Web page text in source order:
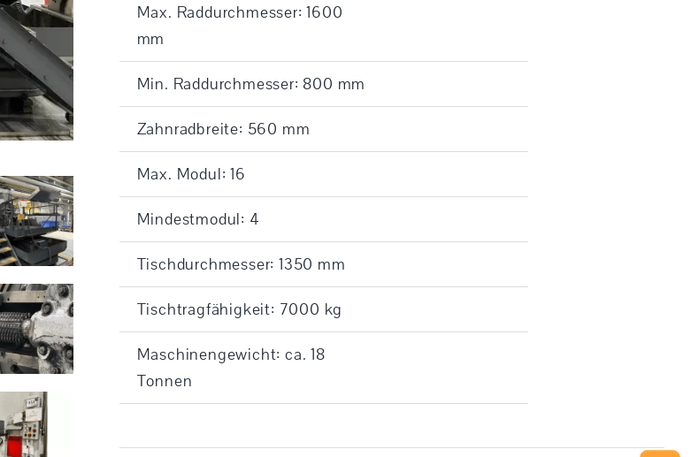
Max. Raddurchmesser: 1600
mm
Min. Raddurchmesser: 800 mm
Zahnradbreite: 560 mm
Max. Modul: 16
Mindestmodul: 4
Tischdurchmesser: 1350 mm
Tischtragfähigkeit: 7000 kg
Maschinengewicht: ca. 18
Tonnen